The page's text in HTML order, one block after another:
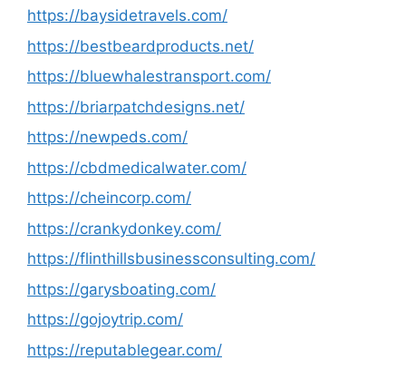
https://baysidetravels.com/
https://bestbeardproducts.net/
https://bluewhalestransport.com/
https://briarpatchdesigns.net/
https://newpeds.com/
https://cbdmedicalwater.com/
https://cheincorp.com/
https://crankydonkey.com/
https://flinthillsbusinessconsulting.com/
https://garysboating.com/
https://gojoytrip.com/
https://reputablegear.com/